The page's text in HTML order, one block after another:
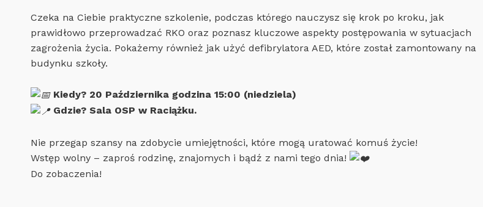
Czeka na Ciebie praktyczne szkolenie, podczas którego nauczysz się krok po kroku, jak
prawidłowo przeprowadzać RKO oraz poznasz kluczowe aspekty postępowania w sytuacjach
zagrożenia życia. Pokażemy również jak użyć defibrylatora AED, które został zamontowany na
budynku szkoły.
Kiedy? 20 Października godzina 15:00 (niedziela)
Gdzie? Sala OSP w Raciążku.
Nie przegap szansy na zdobycie umiejętności, które mogą uratować komuś życie!
Wstęp wolny – zaproś rodzinę, znajomych i bądź z nami tego dnia!
Do zobaczenia!